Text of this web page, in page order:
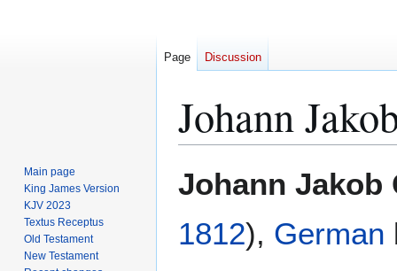
Johann
to
to
Johann Jakob
1812), German
Page Discussion
Main page
King James Version
KJV 2023
Textus Receptus
Old Testament
New Testament